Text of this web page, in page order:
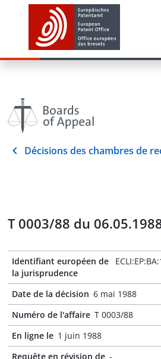
Décisions des chambres de
T 0003/88 du
Identifiant européen de
la jurisprudence
Date de la décision 6 mai 1988
Numéro de l'affaire T 0003/88
En ligne le 1 juin 1988
Requête en révision de -